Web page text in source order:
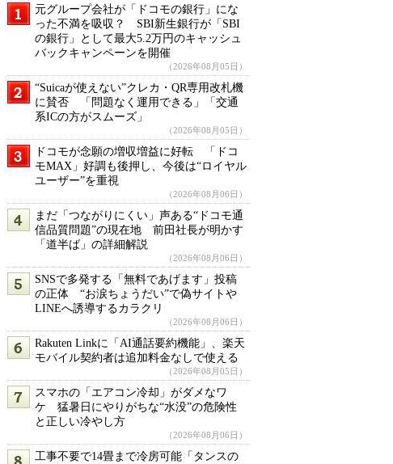
元グループ会社が「ドコモの銀行」にな
った不満を吸収？ SBI新生銀行が「SBI
の銀行」として最大5.2万円のキャッシュ
バックキャンペーンを開催
（2026年08月05日）
“Suicaが使えない”クレカ・QR専用改札機
に賛否 「問題なく運用できる」「交通
系ICの方がスムーズ」
（2026年08月05日）
ドコモが念願の増収増益に好転 「ドコ
モMAX」好調も後押し、今後は“ロイヤル
ユーザー”を重視
（2026年08月06日）
まだ「つながりにくい」声ある“ドコモ通
信品質問題”の現在地 前田社長が明かす
「道半ば」の詳細解説
（2026年08月06日）
SNSで多発する「無料であげます」投稿
の正体 “お涙ちょうだい”で偽サイトや
LINEへ誘導するカラクリ
（2026年08月06日）
Rakuten Linkに「AI通話要約機能」、楽天
モバイル契約者は追加料金なしで使える
（2026年08月05日）
スマホの「エアコン冷却」がダメなワ
ケ 猛暑日にやりがちな“水没”の危険性
と正しい冷やし方
（2026年08月06日）
工事不要で14畳まで冷房可能「タンスの